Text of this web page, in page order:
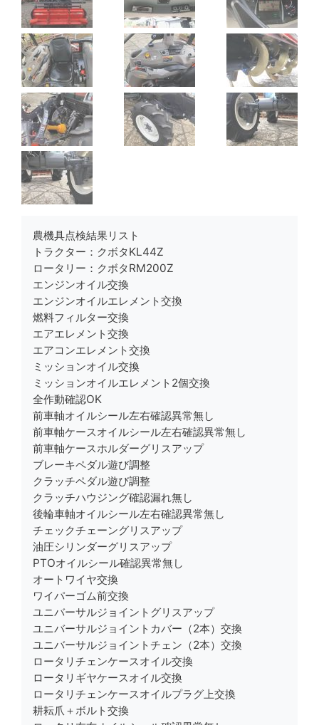
農機具点検結果リスト
トラクター：クボタKL44Z
ロータリー：クボタRM200Z
エンジンオイル交換
エンジンオイルエレメント交換
燃料フィルター交換
エアエレメント交換
エアコンエレメント交換
ミッションオイル交換
ミッションオイルエレメント2個交換
全作動確認OK
前車軸オイルシール左右確認異常無し
前車軸ケースオイルシール左右確認異常無し
前車軸ケースホルダーグリスアップ
ブレーキペダル遊び調整
クラッチペダル遊び調整
クラッチハウジング確認漏れ無し
後輪車軸オイルシール左右確認異常無し
チェックチェーングリスアップ
油圧シリンダーグリスアップ
PTOオイルシール確認異常無し
オートワイヤ交換
ワイパーゴム前交換
ユニバーサルジョイントグリスアップ
ユニバーサルジョイントカバー（2本）交換
ユニバーサルジョイントチェン（2本）交換
ロータリチェンケースオイル交換
ロータリギヤケースオイル交換
ロータリチェンケースオイルプラグ上交換
耕耘爪＋ボルト交換